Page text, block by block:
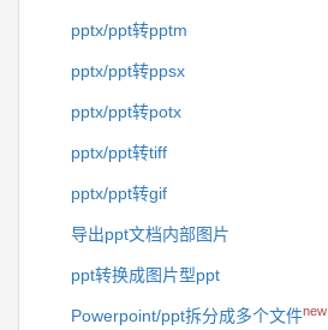
pptx/ppt转pptm
pptx/ppt转ppsx
pptx/ppt转potx
pptx/ppt转tiff
pptx/ppt转gif
导出ppt文档内部图片
ppt转换成图片型ppt
Powerpoint/ppt拆分成多个文件new